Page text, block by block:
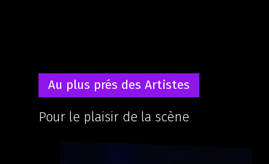
Au plus prés des Artistes
Pour le plaisir de la scène